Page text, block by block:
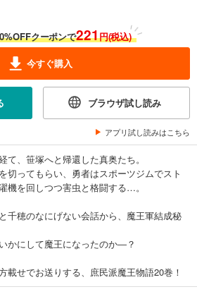
クーポンで221円(税込)
今すぐ購入
ブラウザ試し読み
アプリ試し読みはこちら
て、笹塚へと帰還した真奥たち。
切ってもらい、勇者はスポーツジムでスト
機を回しつつ害虫と格闘する…。
千穂のなにげない会話から、魔王軍結成秘
かにして魔王になったのか―？
載せでお送りする、庶民派魔王物語20巻！
さま！(4)
示する
カート
試し読み
示する
さま！(6)
試し読み
示する